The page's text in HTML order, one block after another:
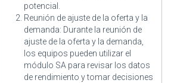
potencial.
Reunión de ajuste de la oferta y la
demanda: Durante la reunión de
ajuste de la oferta y la demanda,
los equipos pueden utilizar el
módulo SA para revisar los datos
de rendimiento y tomar decisiones